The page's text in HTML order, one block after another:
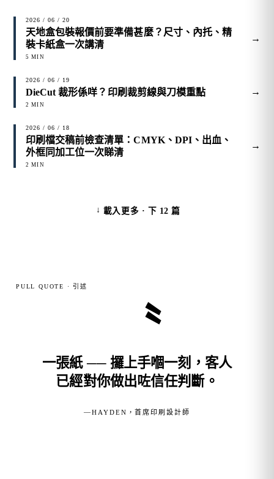
2026 / 06 / 20
天地盒包裝報價前要準備甚麼？尺寸、內托、精
裝卡紙盒一次講清
5 MIN
→
2026 / 06 / 19
DieCut 裁形係咩？印刷裁剪線與刀模重點
2 MIN
→
2026 / 06 / 18
印刷檔交稿前檢查清單：CMYK、DPI、出血、
外框同加工位一次睇清
2 MIN
→
↓ 載入更多 · 下 12 篇
PULL QUOTE · 引述
〝
一張紙 ── 攞上手嗰一刻，客人
已經對你做出咗信任判斷。
—HAYDEN，首席印刷設計師